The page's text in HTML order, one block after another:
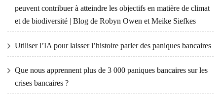
peuvent contribuer à atteindre les objectifs en matière de climat
et de biodiversité | Blog de Robyn Owen et Meike Siefkes
Utiliser l’IA pour laisser l’histoire parler des paniques bancaires
Que nous apprennent plus de 3 000 paniques bancaires sur les
crises bancaires ?